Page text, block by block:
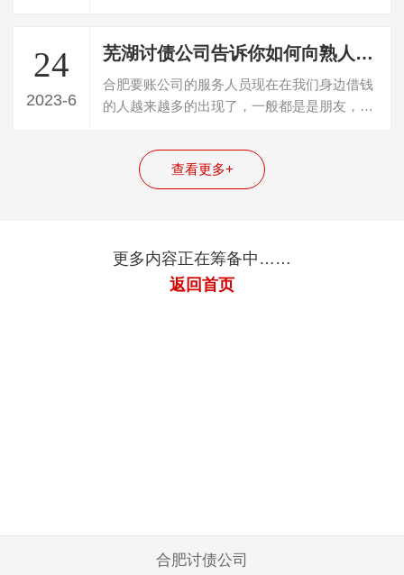
24
2023-6
芜湖讨债公司告诉你如何向熟人朋友讨要欠款
合肥要账公司的服务人员现在在我们身边借钱
的人越来越多的出现了，一般都是是朋友，亲
查看更多+
更多内容正在筹备中……
返回首页
合肥讨债公司